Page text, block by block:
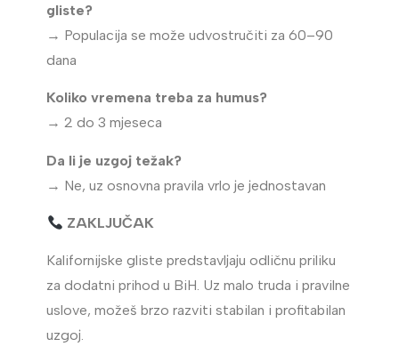
gliste?
→ Populacija se može udvostručiti za 60–90
dana
Koliko vremena treba za humus?
→ 2 do 3 mjeseca
Da li je uzgoj težak?
→ Ne, uz osnovna pravila vrlo je jednostavan
ZAKLJUČAK
Kalifornijske gliste predstavljaju odličnu priliku
za dodatni prihod u BiH. Uz malo truda i pravilne
uslove, možeš brzo razviti stabilan i profitabilan
uzgoj.